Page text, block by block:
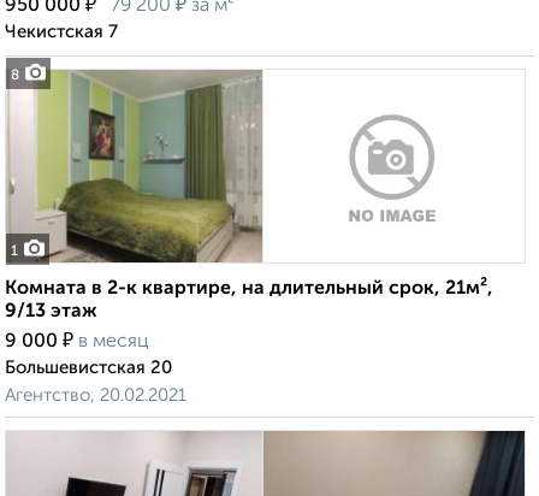
8
950 000 ₽ 79 200 ₽ за м²
Чекистская 7
1
Комната в 2-к квартире, на длительный срок, 21м²,
9/13 этаж
9 000 ₽ в месяц
Большевистская 20
Агентство, 20.02.2021